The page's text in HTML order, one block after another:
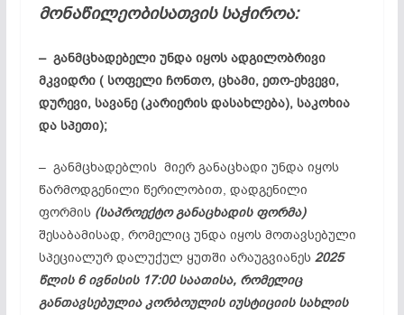
მონაწილეობისათვის საჭიროა:
– განმცხადებელი უნდა იყოს ადგილობრივი
მკვიდრი ( სოფელი ჩონთო, ცხამი, ეთო-ეხვევი,
დურევი, სავანე (კარიერის დასახლება), საკოხია
და სპეთი);
– განმცხადებლის მიერ განაცხადი უნდა იყოს
წარმოდგენილი წერილობით, დადგენილი
ფორმის (საპროექტო განაცხადის ფორმა)
შესაბამისად, რომელიც უნდა იყოს მოთავსებული
სპეციალურ დალუქულ ყუთში არაუგვიანეს 2025
წლის 6 ივნისის 17:00 საათისა, რომელიც
განთავსებულია კორბოულის იუსტიციის სახლის